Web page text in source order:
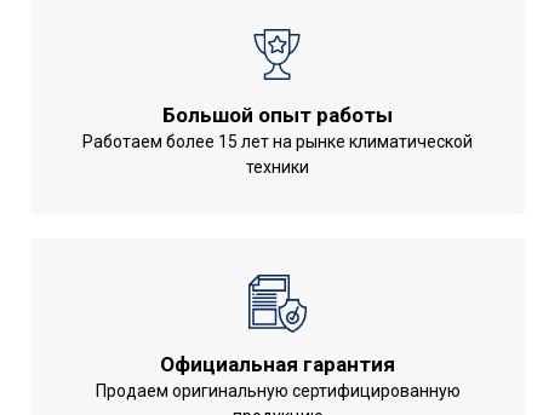
Инверторная технология
Нет
33
Режим обогрева
Да
Да
Потребляемая мощность
0.04
Пульт управления в
комплекте
Да
Большой опыт работы
Работаем более 15 лет на рынке климатической
техники
Официальная гарантия
Продаем оригинальную сертифицированную